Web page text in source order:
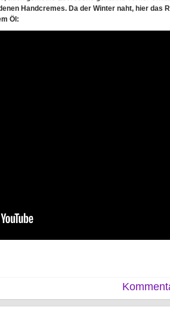
Handcremes. Da der Winter naht, hier das
Öl: